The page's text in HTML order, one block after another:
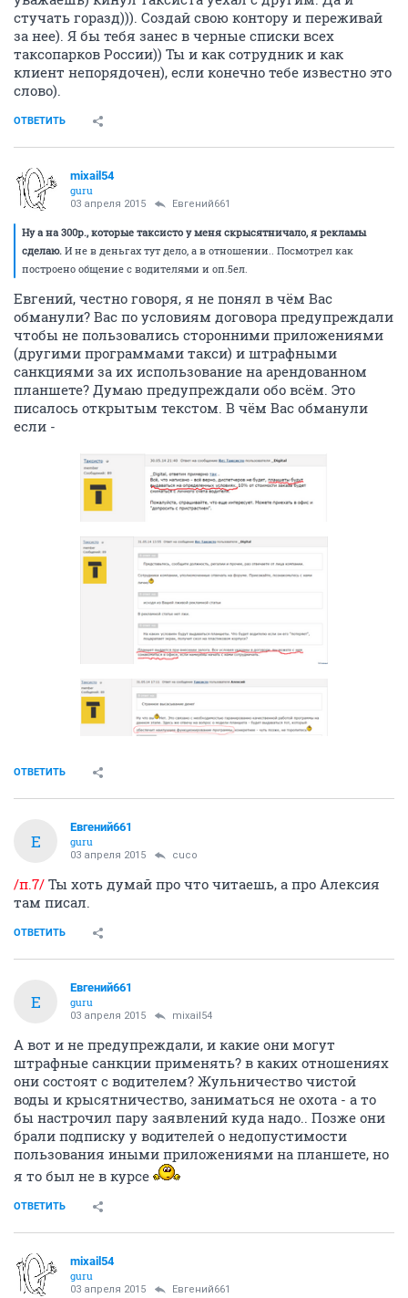
стучать горазд))). Создай свою контору и переживай
за нее). Я бы тебя занес в черные списки всех
таксопарков России)) Ты и как сотрудник и как
клиент непорядочен), если конечно тебе известно это
слово).
ОТВЕТИТЬ
mixail54
guru
03 апреля 2015 Евгений661
Ну а на 300р., которые таксисто у меня скрысятничало, я рекламы
сделаю. И не в деньгах тут дело, а в отношении.. Посмотрел как
построено общение с водителями и оп.5ел.
Евгений, честно говоря, я не понял в чём Вас
обманули? Вас по условиям договора предупреждали
чтобы не пользовались сторонними приложениями
(другими программами такси) и штрафными
санкциями за их использование на арендованном
планшете? Думаю предупреждали обо всём. Это
писалось открытым текстом. В чём Вас обманули
если -
ОТВЕТИТЬ
Е
Евгений661
guru
03 апреля 2015 cuco
/п.7/ Ты хоть думай про что читаешь, а про Алексия
там писал.
ОТВЕТИТЬ
Е
Евгений661
guru
03 апреля 2015 mixail54
А вот и не предупреждали, и какие они могут
штрафные санкции применять? в каких отношениях
они состоят с водителем? Жульничество чистой
воды и крысятничество, заниматься не охота - а то
бы настрочил пару заявлений куда надо.. Позже они
брали подписку у водителей о недопустимости
пользования иными приложениями на планшете, но
я то был не в курсе
ОТВЕТИТЬ
mixail54
guru
03 апреля 2015 Евгений661